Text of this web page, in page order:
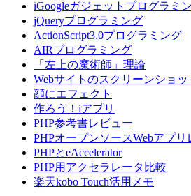
iGoogleガジェットプログラミ
jQueryプログラミング
ActionScript3.0プログラミング
AIRプログラミング
「左上の魔術師」理論
Webサイトのスクリーンショッ
顔にエフェクト
作ろう！iアプリ
PHP参考書レビュー
PHPオープンソースWebアプリ
PHPとeAccelerator
PHP用アクセラレータ比較
楽天kobo Touch活用メモ